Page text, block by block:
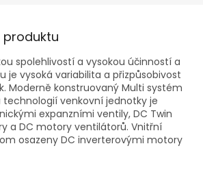
produktu
spolehlivostí a vysokou účinností a
je vysoká variabilita a přizpůsobivost
Moderně konstruovaný Multi systém
technologií venkovní jednotky je
expanzními ventily, DC Twin
a DC motory ventilátorů. Vnitřní
osazeny DC inverterovými motory